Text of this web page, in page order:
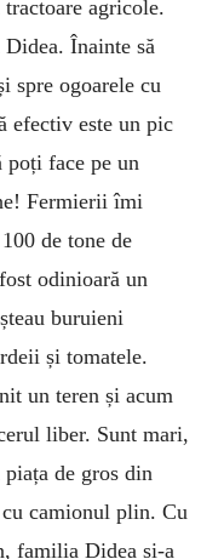
agricole.
Îna­inte să
spre ogoarele cu
efectiv este un pic
poți face pe un
Fermierii îmi
de tone de
odinioară un
buruieni
și tomatele.
un teren și acum
liber. Sunt mari,
de gros din
camionul plin. Cu
familia Didea și-a